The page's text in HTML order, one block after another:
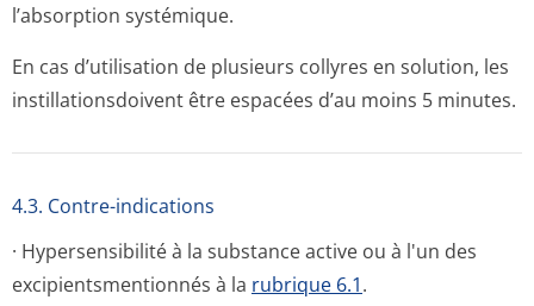
l’absorption systémique.
En cas d’utilisation de plusieurs collyres en solution, les
instillationsdo­ivent être espacées d’au moins 5 minutes.
4.3. Contre-indications
· Hypersensibilité à la substance active ou à l'un des
excipientsmen­tionnés à la rubrique 6.1.